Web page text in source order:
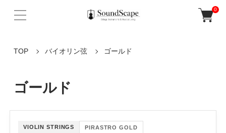
0
TOP バイオリン弦 ゴールド
ゴールド
VIOLIN STRINGS PIRASTRO GOLD